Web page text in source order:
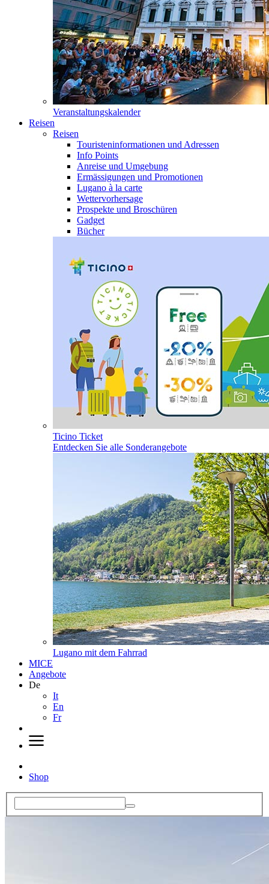
Veranstaltungskalender
Reisen
Reisen
Touristeninformationen und Adressen
Info Points
Anreise und Umgebung
Ermässigungen und Promotionen
Lugano à la carte
Wettervorhersage
Prospekte und Broschüren
Gadget
Bücher
Ticino Ticket
Entdecken Sie alle Sonderangebote
Lugano mit dem Fahrrad
MICE
Angebote
De
It
En
Fr
Shop